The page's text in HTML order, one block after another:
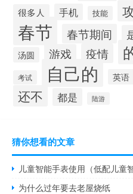
很多人 手机 技能
春节 春节期间
汤圆 游戏 疫情
考试 自己的 英语
还不 都是 陆游
猜你想看的文章
儿童智能手表使用（低配儿童
为什么过年要去老屋烧纸